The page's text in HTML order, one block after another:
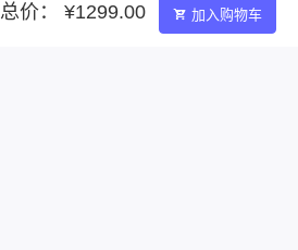
总价： ¥1299.00 加入购物车